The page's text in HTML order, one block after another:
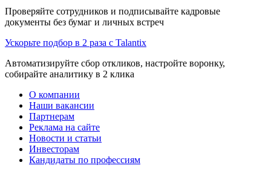
Проверяйте сотрудников и подписывайте кадровые
документы без бумаг и личных встреч
Ускорьте подбор в 2 раза с Talantix
Автоматизируйте сбор откликов, настройте воронку,
собирайте аналитику в 2 клика
О компании
Наши вакансии
Партнерам
Реклама на сайте
Новости и статьи
Инвесторам
Кандидаты по профессиям